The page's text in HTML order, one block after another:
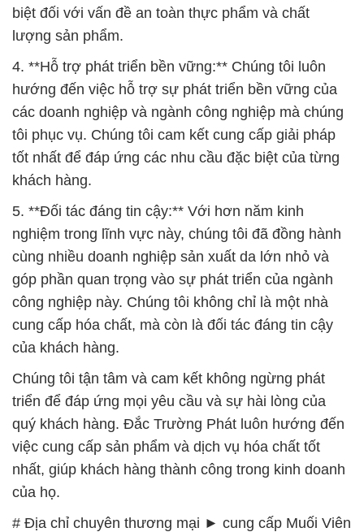
biệt đối với vấn đề an toàn thực phẩm và chất
lượng sản phẩm.
4. **Hỗ trợ phát triển bền vững:** Chúng tôi luôn
hướng đến việc hỗ trợ sự phát triển bền vững của
các doanh nghiệp và ngành công nghiệp mà chúng
tôi phục vụ. Chúng tôi cam kết cung cấp giải pháp
tốt nhất để đáp ứng các nhu cầu đặc biệt của từng
khách hàng.
5. **Đối tác đáng tin cậy:** Với hơn năm kinh
nghiệm trong lĩnh vực này, chúng tôi đã đồng hành
cùng nhiều doanh nghiệp sản xuất da lớn nhỏ và
góp phần quan trọng vào sự phát triển của ngành
công nghiệp này. Chúng tôi không chỉ là một nhà
cung cấp hóa chất, mà còn là đối tác đáng tin cậy
của khách hàng.
Chúng tôi tận tâm và cam kết không ngừng phát
triển để đáp ứng mọi yêu cầu và sự hài lòng của
quý khách hàng. Đắc Trường Phát luôn hướng đến
việc cung cấp sản phẩm và dịch vụ hóa chất tốt
nhất, giúp khách hàng thành công trong kinh doanh
của họ.
# Địa chỉ chuyên thương mại ► cung cấp Muối Viên